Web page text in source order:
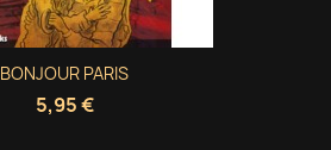
BONJOUR PARIS
5,95 €